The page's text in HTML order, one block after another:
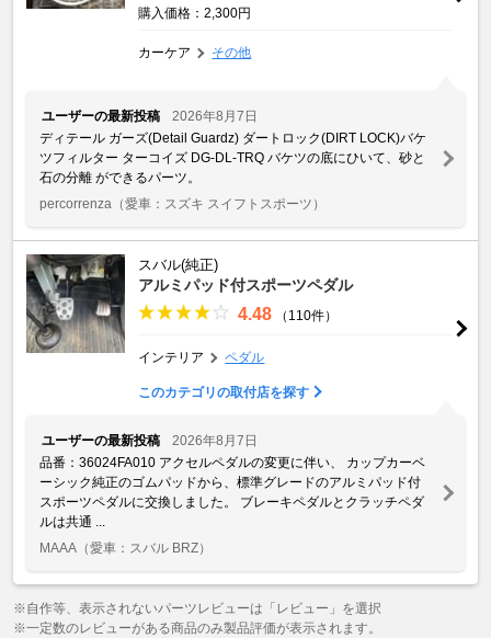
購入価格：2,300円
カーケア その他
ユーザーの最新投稿
2026年8月7日
ディテール ガーズ(Detail Guardz) ダートロック(DIRT LOCK)バケ
ツフィルター ターコイズ DG-DL-TRQ バケツの底にひいて、砂と
石の分離 ができるパーツ。
percorrenza （愛車：スズキ スイフトスポーツ）
スバル(純正)
アルミパッド付スポーツペダル
4.48 （110件）
インテリア ペダル
このカテゴリの取付店を探す
ユーザーの最新投稿
2026年8月7日
品番：36024FA010 アクセルペダルの変更に伴い、 カップカーベ
ーシック純正のゴムパッドから、標準グレードのアルミパッド付
スポーツペダルに交換しました。 ブレーキペダルとクラッチペダ
ルは共通 ...
MAAA （愛車：スバル BRZ）
※自作等、表示されないパーツレビューは「レビュー」を選択
※一定数のレビューがある商品のみ製品評価が表示されます。